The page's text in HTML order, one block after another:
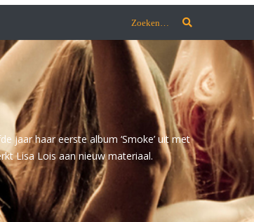
Zoeken…
jaar haar eerste album ‘Smoke’ uit met
Lisa Lois aan nieuw materiaal.